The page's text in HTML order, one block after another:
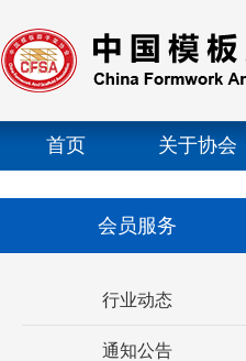
首页 关于协会
会员服务
行业动态
通知公告